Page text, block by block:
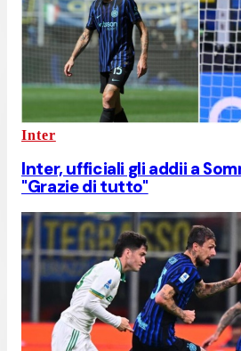
Inter
Inter, ufficiali gli addii a
"Grazie di tutto"